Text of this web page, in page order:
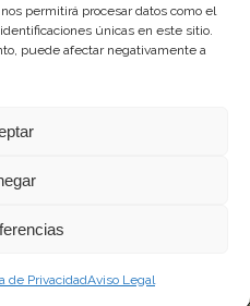
permitirá procesar datos como el
únicas en este sitio.
puede afectar negativamente a
de PrivacidadAviso Legal
por el Gobierno de
Agroalimentaria